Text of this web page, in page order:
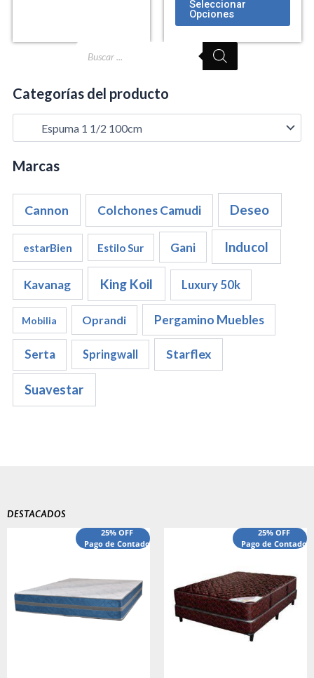
Seleccionar
Opciones
Categorías del producto
Marcas
Cannon Colchones Camudi Deseo
estarBien Estilo Sur Gani Inducol
Kavanag King Koil Luxury 50k
Mobilia Oprandi Pergamino Muebles
Serta Springwall Starflex
Suavestar
DESTACADOS
25% OFF
Pago de Contado
precio
$540,000.00.
El
precio
$440,000.00.
25% OFF
Pago de Contado